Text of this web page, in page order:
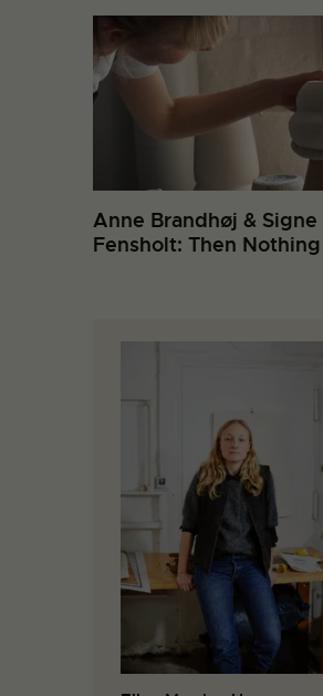
Anne Brandhøj & Signe
Fensholt: Then Nothing